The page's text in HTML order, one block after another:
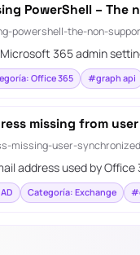
PowerShell – The
powershell-the-non-
365 admin
Office 365 #graph api
missing from
missing-user-
address used by
Categoría: Exchange